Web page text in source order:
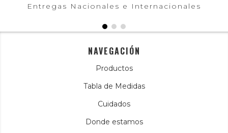
Entregas Nacionales e Internacionales
NAVEGACIÓN
Productos
Tabla de Medidas
Cuidados
Donde estamos